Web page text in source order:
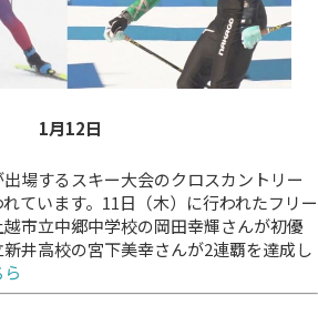
1月12日
場するスキー大会のクロスカントリー
ています。11日（木）に行われたフリー
市立中郷中学校の岡田幸輝さんが初優
井高校の宮下美幸さんが2連覇を達成し